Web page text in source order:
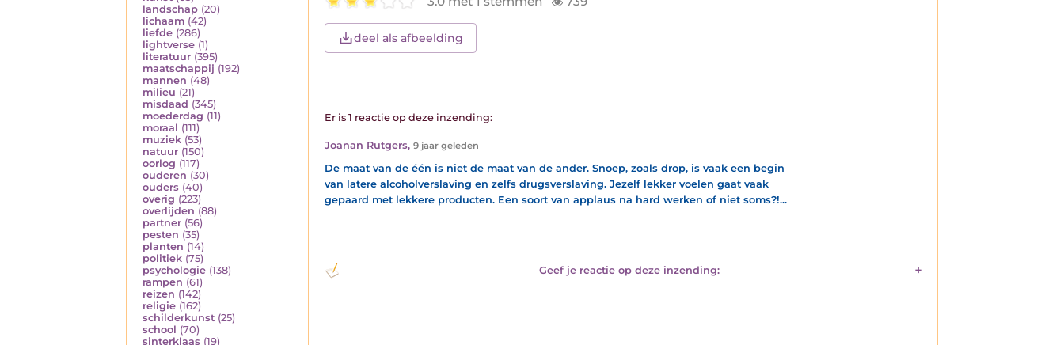
landschap (20)
lichaam (42)
liefde (286)
lightverse (1)
literatuur (395)
maatschappij (192)
mannen (48)
milieu (21)
misdaad (345)
moederdag (11)
moraal (111)
muziek (53)
natuur (150)
oorlog (117)
ouderen (30)
ouders (40)
overig (223)
overlijden (88)
partner (56)
pesten (35)
planten (14)
politiek (75)
psychologie (138)
rampen (61)
reizen (142)
religie (162)
schilderkunst (25)
school (70)
sinterklaas (19)
deel als afbeelding
Er is 1 reactie op deze inzending:
Joanan Rutgers, 9 jaar geleden
De maat van de één is niet de maat van de ander. Snoep, zoals drop, is vaak een begin
van latere alcoholverslaving en zelfs drugsverslaving. Jezelf lekker voelen gaat vaak
gepaard met lekkere producten. Een soort van applaus na hard werken of niet soms?!...
Geef je reactie op deze inzending: